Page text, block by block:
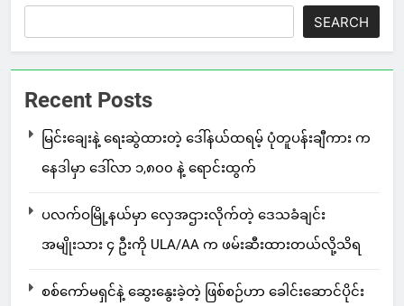
SEARCH
Recent Posts
မြင်းချေးနဲ့ ရေးဆွဲထားတဲ့ ဒေါ်နယ်ထရမ့် ပုံတူပန်းချီကား က
နေဒါမှာ ဒေါ်လာ ၁,၈၀၀ နဲ့ ရောင်းထွက်
ပလက်ဝမြို့နယ်မှာ လှေအဌားလိုက်တဲ့ ဒေသခံချင်း
အမျိုးသား ၄ ဦးကို ULA/AA က ဖမ်းဆီးထားတယ်လို့သိရ
စစ်ကော်မရှင်နဲ့ ဆွေးနွေးခဲ့တဲ့ ဖြစ်စဉ်ဟာ ခေါင်းဆောင်ပိုင်း